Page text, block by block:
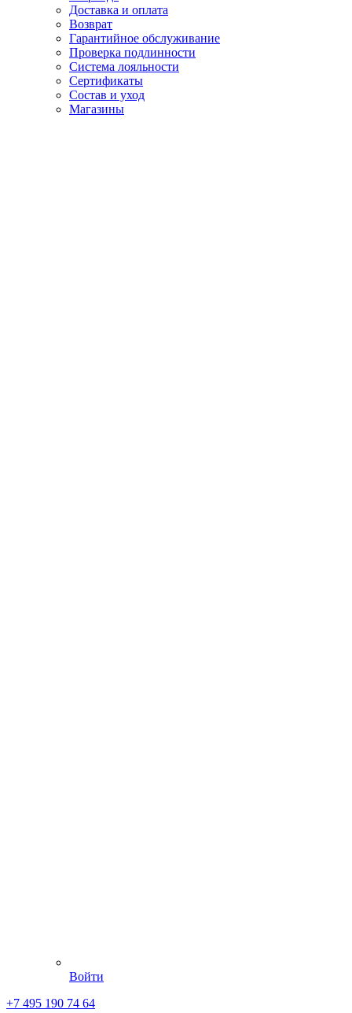
Доставка и оплата
Возврат
Гарантийное обслуживание
Проверка подлинности
Система лояльности
Сертификаты
Состав и уход
Магазины
Войти
+7 495 190 74 64